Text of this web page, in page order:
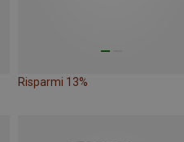
Risparmi 13%